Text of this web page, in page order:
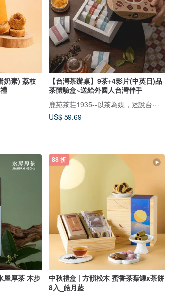
奶素) 荔枝
【台灣茶辦桌】9茶+4影片(中英日)品
茶體驗盒~送給外國人台灣伴手
鹿苑茶莊1935--以茶為媒，述說台灣島嶼的故事與溫暖
US$ 59.69
屋厚茶 木步
88 折
中秋禮盒 | 方韻松木 蜜香茶葉罐x茶餅
8入_皓月藍